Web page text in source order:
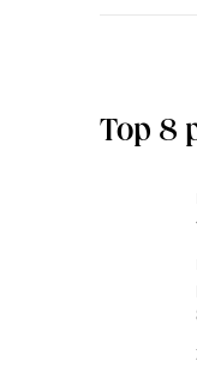
Top 8